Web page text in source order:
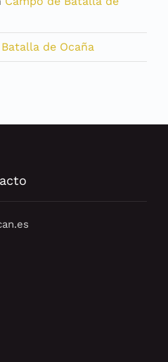
de Ocaña